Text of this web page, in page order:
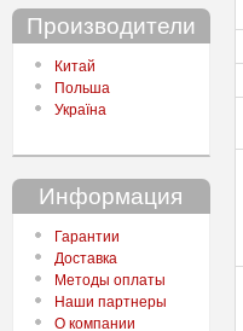
Производители
Китай
Польша
Україна
Информация
Гарантии
Доставка
Методы оплаты
Наши партнеры
О компании